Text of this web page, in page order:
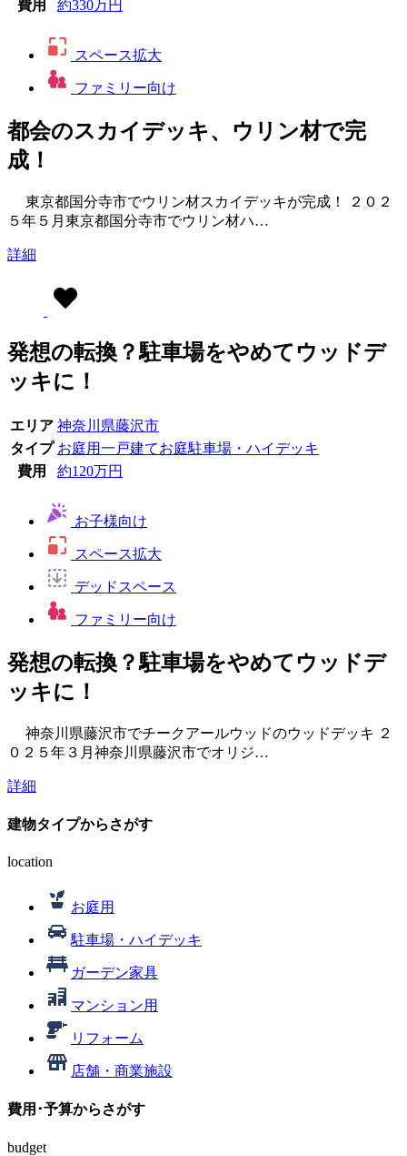
費用 約330万円
スペース拡大
ファミリー向け
都会のスカイデッキ、ウリン材で完
成！
東京都国分寺市でウリン材スカイデッキが完成！ ２０２
５年５月東京都国分寺市でウリン材ハ…
詳細
発想の転換？駐車場をやめてウッドデ
ッキに！
エリア 神奈川県藤沢市
タイプ お庭用一戸建てお庭駐車場・ハイデッキ
費用
約120万円
お子様向け
スペース拡大
デッドスペース
ファミリー向け
発想の転換？駐車場をやめてウッドデ
ッキに！
神奈川県藤沢市でチークアールウッドのウッドデッキ ２
０２５年３月神奈川県藤沢市でオリジ…
詳細
建物タイプからさがす
location
お庭用
駐車場・ハイデッキ
ガーデン家具
マンション用
リフォーム
店舗・商業施設
費用･予算からさがす
budget